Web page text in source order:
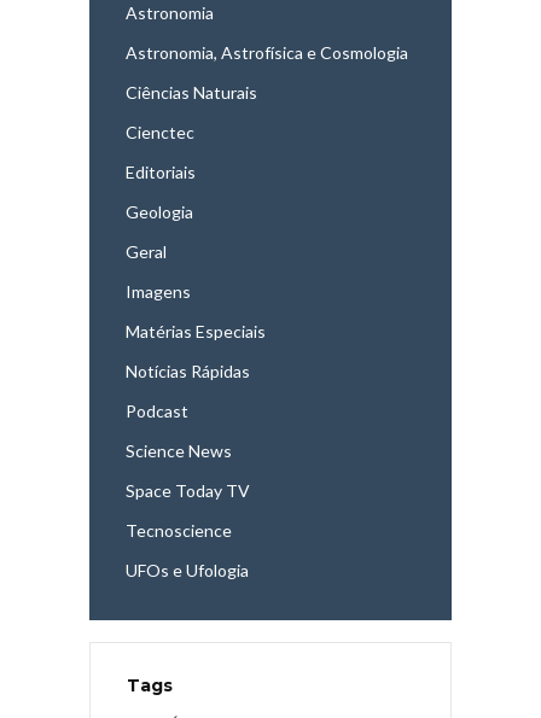
Astronomia
Astronomia, Astrofísica e Cosmologia
Ciências Naturais
Cienctec
Editoriais
Geologia
Geral
Imagens
Matérias Especiais
Notícias Rápidas
Podcast
Science News
Space Today TV
Tecnoscience
UFOs e Ufologia
Tags